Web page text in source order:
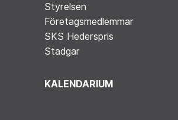
Styrelsen
Företagsmedlemmar
SKS Hederspris
Stadgar
KALENDARIUM